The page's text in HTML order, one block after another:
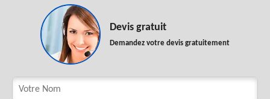
Devis gratuit
Demandez votre devis gratuitement